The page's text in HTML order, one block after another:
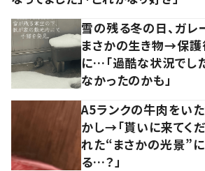
雪の残る冬の日、ガレ
まさかの生き物→保
に…「過酷な状況でし
なかったのかも」
A5ランクの牛肉をい
かし→「貰いに来てくだ
れた“まさかの光景”に
る…？」